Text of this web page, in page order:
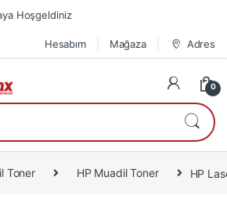
Hoşgeldiniz
Hesabım Mağaza Adres
0
Toner HP Muadil Toner HP